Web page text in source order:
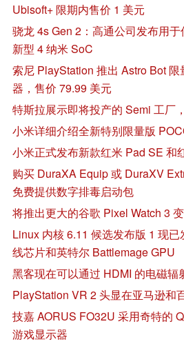
Ubisoft+ 限期内售价 1 美元
骁龙 4s Gen 2：高通公司发布用
新型 4 纳米 SoC
索尼 PlayStation 推出 Astro Bot
器，售价 79.99 美元
特斯拉展示即将投产的 Semi 工厂
小米详细介绍全新特别限量版
小米正式发布新款红米 Pad SE 和
购买 DuraXA Equip 或 DuraXV
免费提供数字排毒启动包
将推出更大的谷歌 Pixel Watch 3
Linux 内核 6.11 候选发布版 1 现
线芯片和英特尔 Battlemage GPU
黑客现在可以通过 HDMI 的电磁辐
PlayStation VR 2 头显在亚马逊和
技嘉 AORUS FO32U 采用奇特的
游戏显示器